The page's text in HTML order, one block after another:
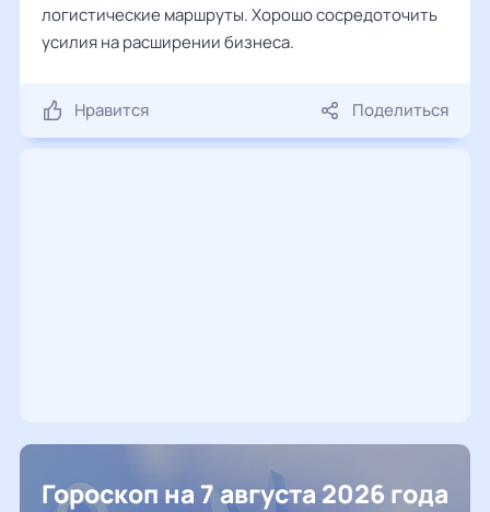
логистические маршруты. Хорошо сосредоточить
усилия на расширении бизнеса.
Нравится Поделиться
Гороскоп на 7 августа 2026 года